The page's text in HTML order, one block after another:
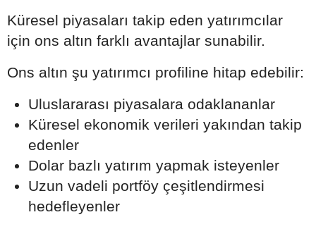
Küresel piyasaları takip eden yatırımcılar
için ons altın farklı avantajlar sunabilir.
Ons altın şu yatırımcı profiline hitap edebilir:
Uluslararası piyasalara odaklananlar
Küresel ekonomik verileri yakından takip
edenler
Dolar bazlı yatırım yapmak isteyenler
Uzun vadeli portföy çeşitlendirmesi
hedefleyenler